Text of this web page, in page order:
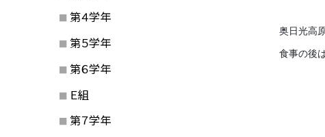
奥日光高
食事の後
第４学年
第５学年
第６学年
Ｅ組
第７学年